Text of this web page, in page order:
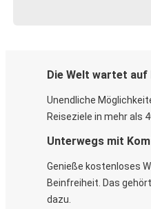
Die Welt wartet auf
Unendliche
Reiseziele in mehr als
Unterwegs mit
Genieße kostenloses
Beinfreiheit. Das
dazu.